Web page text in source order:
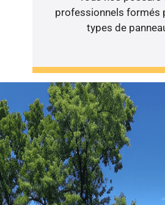
professionnels formés
types de